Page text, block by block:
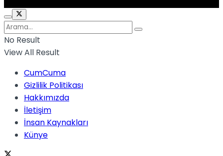
No Result
View All Result
CumCuma
Gizlilik Politikası
Hakkımızda
İletişim
İnsan Kaynakları
Künye